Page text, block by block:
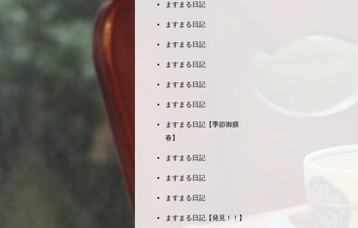
ますまる日記
ますまる日記
ますまる日記
ますまる日記
ますまる日記
ますまる日記
ますまる日記【季節御膳
春】
ますまる日記
ますまる日記
ますまる日記
ますまる日記【発見！！】